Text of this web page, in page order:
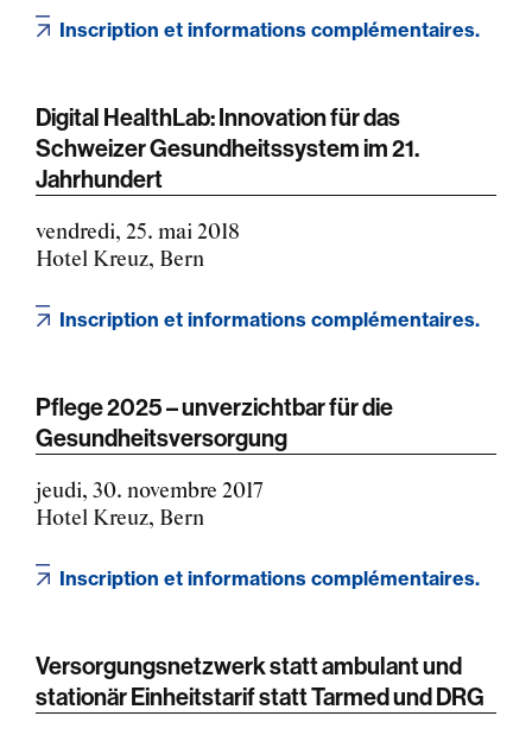
Inscription et informations complémentaires.
Digital HealthLab: Innovation für das
Schweizer Gesundheitssystem im 21.
Jahrhundert
vendredi, 25. mai 2018
Hotel Kreuz, Bern
Inscription et informations complémentaires.
Pflege 2025 – unverzichtbar für die
Gesundheitsversorgung
jeudi, 30. novembre 2017
Hotel Kreuz, Bern
Inscription et informations complémentaires.
Versorgungsnetzwerk statt ambulant und
stationär Einheitstarif statt Tarmed und DRG